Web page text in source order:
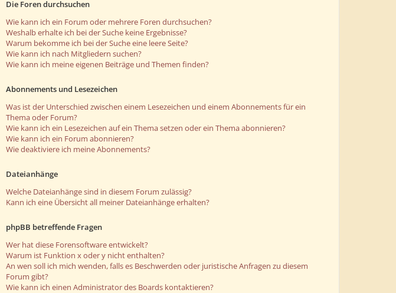
Die Foren durchsuchen
Wie kann ich ein Forum oder mehrere Foren durchsuchen?
Weshalb erhalte ich bei der Suche keine Ergebnisse?
Warum bekomme ich bei der Suche eine leere Seite?
Wie kann ich nach Mitgliedern suchen?
Wie kann ich meine eigenen Beiträge und Themen finden?
Abonnements und Lesezeichen
Was ist der Unterschied zwischen einem Lesezeichen und einem Abonnements für ein
Thema oder Forum?
Wie kann ich ein Lesezeichen auf ein Thema setzen oder ein Thema abonnieren?
Wie kann ich ein Forum abonnieren?
Wie deaktiviere ich meine Abonnements?
Dateianhänge
Welche Dateianhänge sind in diesem Forum zulässig?
Kann ich eine Übersicht all meiner Dateianhänge erhalten?
phpBB betreffende Fragen
Wer hat diese Forensoftware entwickelt?
Warum ist Funktion x oder y nicht enthalten?
An wen soll ich mich wenden, falls es Beschwerden oder juristische Anfragen zu diesem
Forum gibt?
Wie kann ich einen Administrator des Boards kontaktieren?